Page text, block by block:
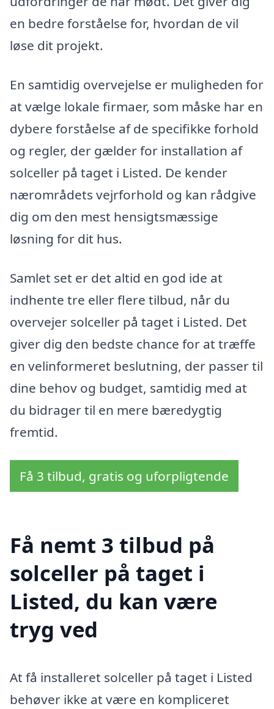
en bedre forståelse for, hvordan de vil
løse dit projekt.
En samtidig overvejelse er muligheden for
at vælge lokale firmaer, som måske har en
dybere forståelse af de specifikke forhold
og regler, der gælder for installation af
solceller på taget i Listed. De kender
nærområdets vejrforhold og kan rådgive
dig om den mest hensigtsmæssige
løsning for dit hus.
Samlet set er det altid en god ide at
indhente tre eller flere tilbud, når du
overvejer solceller på taget i Listed. Det
giver dig den bedste chance for at træffe
en velinformeret beslutning, der passer til
dine behov og budget, samtidig med at
du bidrager til en mere bæredygtig
fremtid.
Få 3 tilbud, gratis og uforpligtende
Få nemt 3 tilbud på
solceller på taget i
Listed, du kan være
tryg ved
At få installeret solceller på taget i Listed
behøver ikke at være en kompliceret